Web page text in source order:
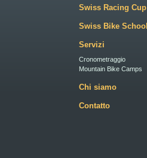
Swiss Racing Cup
Swiss Bike School
Servizi
Cronometraggio
Mountain Bike Camps
Chi siamo
Contatto